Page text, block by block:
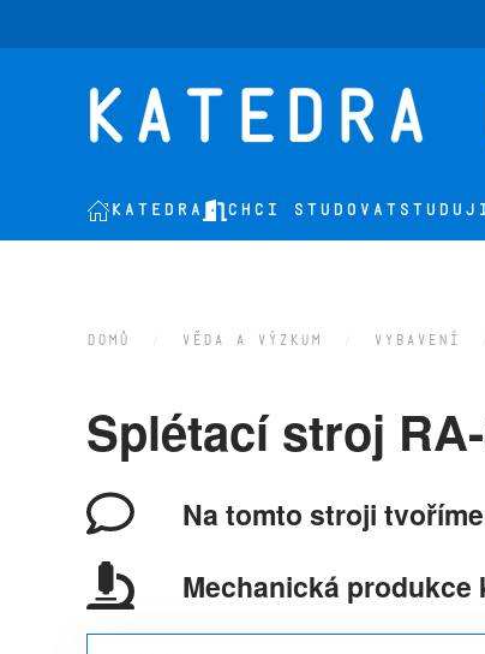
Přejít na hlavní obsah
KATEDRA CHCI STUDOVAT
DOMŮ VĚDA A VÝZKUM VYBAVENÍ
Splétací stroj
Na tomto stroji
Mechanická